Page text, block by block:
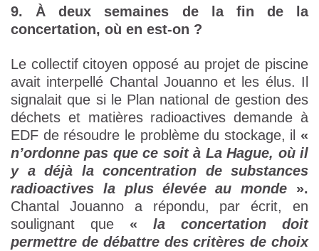
9. À deux semaines de la fin de la
concertation, où en est-on ?
Le collectif citoyen opposé au projet de piscine
avait interpellé Chantal Jouanno et les élus. Il
signalait que si le Plan national de gestion des
déchets et matières radioactives demande à
EDF de résoudre le problème du stockage, il «
n’ordonne pas que ce soit à La Hague, où il
y a déjà la concentration de substances
radioactives la plus élevée au monde ».
Chantal Jouanno a répondu, par écrit, en
soulignant que « la concertation doit
permettre de débattre des critères de choix